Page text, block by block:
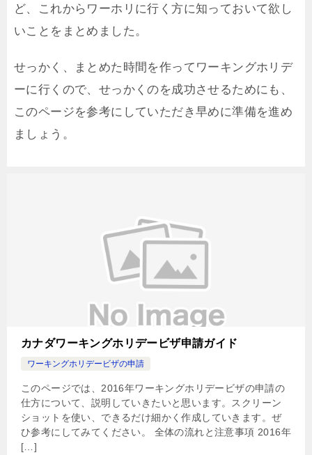
ど、これからワーホリに行く方に知っておいて欲し
いことをまとめました。
せっかく、まとめた時間を作ってワーキングホリデ
ーに行くので、せっかくのを成功させるためにも、
このページを参考にしていただき早めに準備を進め
ましょう。
カナダワーキングホリデービザ申請ガイド
ワーキングホリデービザの申請
このページでは、2016年ワーキングホリデービザの申請の
仕方について、説明していきたいと思います。スクリーン
ショットを使い、できるだけ細かく作成していきます。ぜ
ひ参考にしてみてください。 全体の流れと注意事項 2016年
[…]